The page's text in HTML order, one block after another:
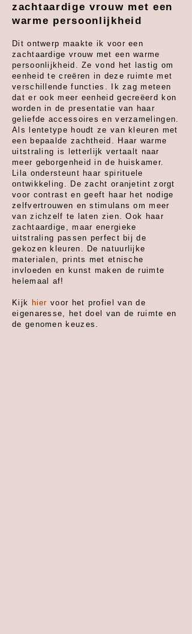
zachtaardige vrouw met een
warme persoonlijkheid
Dit ontwerp maakte ik voor een
zachtaardige vrouw met een warme
persoonlijkheid. Ze vond het lastig om
eenheid te creëren in deze ruimte met
verschillende functies. Ik zag meteen
dat er ook meer eenheid gecreëerd kon
worden in de presentatie van haar
geliefde accessoires en verzamelingen.
Als lentetype houdt ze van kleuren met
een bepaalde zachtheid. Haar warme
uitstraling is letterlijk vertaalt naar
meer geborgenheid in de huiskamer.
Lila ondersteunt haar spirituele
ontwikkeling. De zacht oranjetint zorgt
voor contrast en geeft haar het nodige
zelfvertrouwen en stimulans om meer
van zichzelf te laten zien. Ook haar
zachtaardige, maar energieke
uitstraling passen perfect bij de
gekozen kleuren. De natuurlijke
materialen, prints met etnische
invloeden en kunst maken de ruimte
helemaal af!
Kijk hier voor het profiel van de
eigenaresse, het doel van de ruimte en
de genomen keuzes.